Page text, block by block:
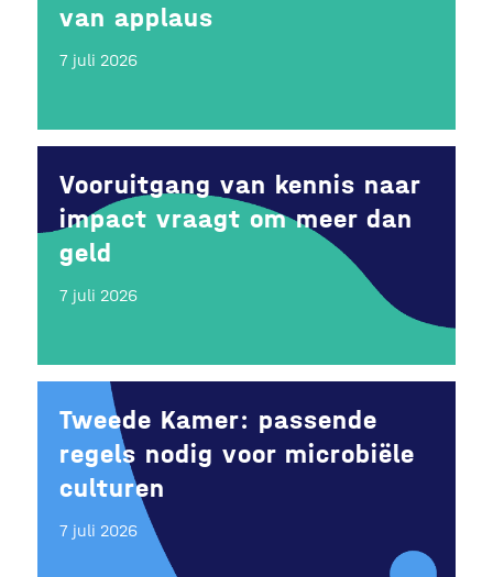
van applaus
7 juli 2026
Vooruitgang van kennis naar
impact vraagt om meer dan
geld
7 juli 2026
Tweede Kamer: passende
regels nodig voor microbiële
culturen
7 juli 2026